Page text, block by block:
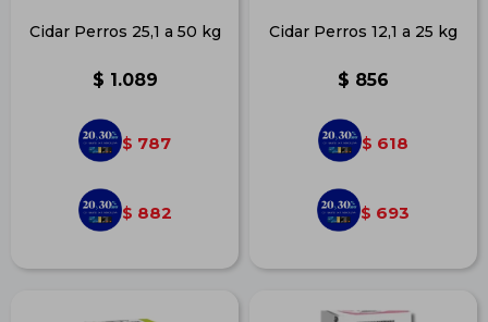
Cidar Perros 25,1 a 50 kg
$ 1.089
$ 787
$ 882
Cidar Perros 12,1 a 25 kg
$ 856
$ 618
$ 693